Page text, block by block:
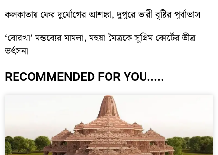
কলকাতায় ফের দুর্যোগের আশঙ্কা, দুপুরে ভারী বৃষ্টির পূর্বাভাস
‘বোরখা’ মন্তব্যের মামলা, মহুয়া মৈত্রকে সুপ্রিম কোর্টের তীব্র
ভর্ৎসনা
RECOMMENDED FOR YOU.....